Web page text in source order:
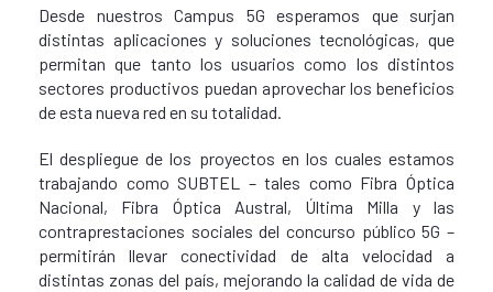
Desde nuestros Campus 5G esperamos que surjan
distintas aplicaciones y soluciones tecnológicas, que
permitan que tanto los usuarios como los distintos
sectores productivos puedan aprovechar los beneficios
de esta nueva red en su totalidad.
El despliegue de los proyectos en los cuales estamos
trabajando como SUBTEL – tales como Fibra Óptica
Nacional, Fibra Óptica Austral, Última Milla y las
contraprestaciones sociales del concurso público 5G –
permitirán llevar conectividad de alta velocidad a
distintas zonas del país, mejorando la calidad de vida de